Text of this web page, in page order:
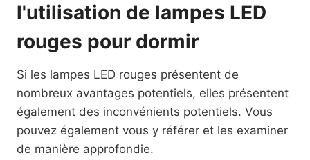
l'utilisation de lampes LED
rouges pour dormir
Si les lampes LED rouges présentent de
nombreux avantages potentiels, elles présentent
également des inconvénients potentiels. Vous
pouvez également vous y référer et les examiner
de manière approfondie.